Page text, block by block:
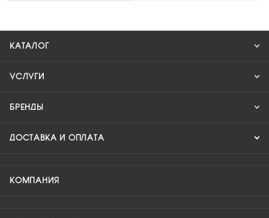
КАТАЛОГ
УСЛУГИ
БРЕНДЫ
ДОСТАВКА И ОПЛАТА
КОМПАНИЯ